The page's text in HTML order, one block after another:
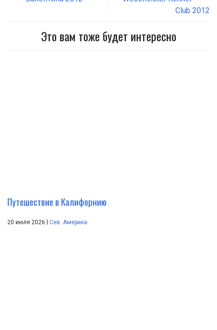
Club 2012
Это вам тоже будет интересно
Путешествие в Калифорнию
20 июля 2026 | Сев. Америка